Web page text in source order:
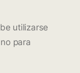
utilizarse
para